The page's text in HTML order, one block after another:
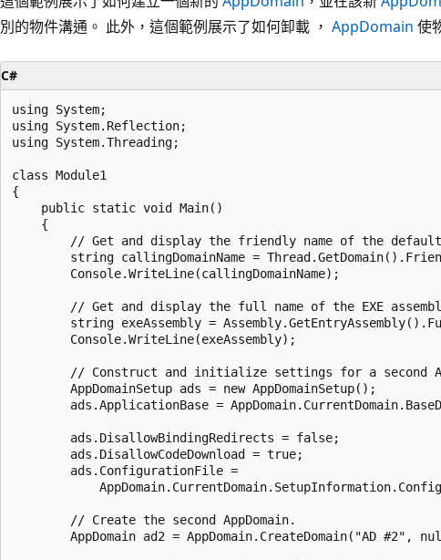
別的物件溝通。 此外，這個範例展示了如何卸載 ， AppDomain 使
C#
using System;
using System.Reflection;
using System.Threading;
class Module1
{
    public static void Main()
    {
// Get and display the friendly name of the
string callingDomainName =
        Console.WriteLine(callingDomainName);
// Get and display the full name of the EXE
string exeAssembly =
        Console.WriteLine(exeAssembly);
// Construct and initialize settings for a second
        AppDomainSetup ads = new AppDomainSetup();
ads.ApplicationBase =
        ads.DisallowBindingRedirects = false;
        ads.DisallowCodeDownload = true;
        ads.ConfigurationFile =
        // Create the second AppDomain.
AppDomain ad2 = AppDomain.CreateDomain("AD #2",